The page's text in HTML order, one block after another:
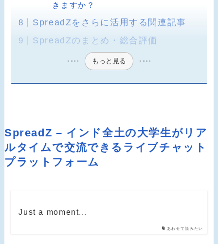
きますか？
SpreadZをさらに活用する関連記事
SpreadZのまとめ・総合評価
もっと見る
SpreadZ – インド全土の大学生がリア
ルタイムで交流できるライブチャット
プラットフォーム
あわせて読みたい
Just a moment...